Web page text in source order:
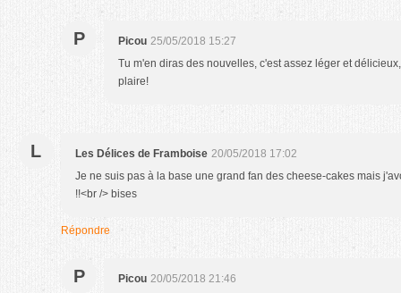
P Picou 25/05/2018 15:27
Tu m'en diras des nouvelles, c'est assez léger et
plaire!
L Les Délices de Framboise 20/05/2018 17:02
Je ne suis pas à la base une grand fan des cheese-cakes mais
!!<br /> bises
Répondre
P Picou 20/05/2018 21:46